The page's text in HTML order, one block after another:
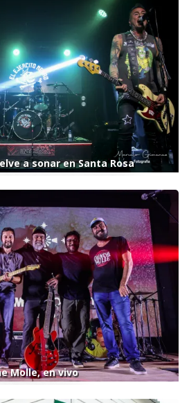
a sonar en Santa Rosa
Molle, en vivo